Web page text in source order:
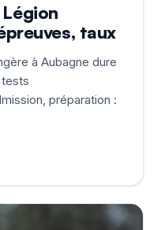
taux
à Aubagne dure
tests
préparation :